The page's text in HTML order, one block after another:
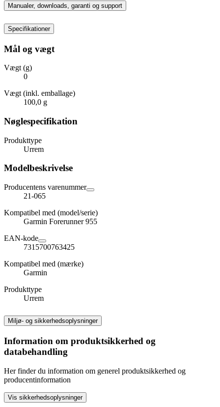
Manualer, downloads, garanti og support
Specifikationer
Mål og vægt
Vægt (g)
0
Vægt (inkl. emballage)
100,0 g
Nøglespecifikation
Produkttype
Urrem
Modelbeskrivelse
Producentens varenummer
21-065
Kompatibel med (model/serie)
Garmin Forerunner 955
EAN-kode
7315700763425
Kompatibel med (mærke)
Garmin
Produkttype
Urrem
Miljø- og sikkerhedsoplysninger
Information om produktsikkerhed og
databehandling
Her finder du information om generel produktsikkerhed og
producentinformation
Vis sikkerhedsoplysninger